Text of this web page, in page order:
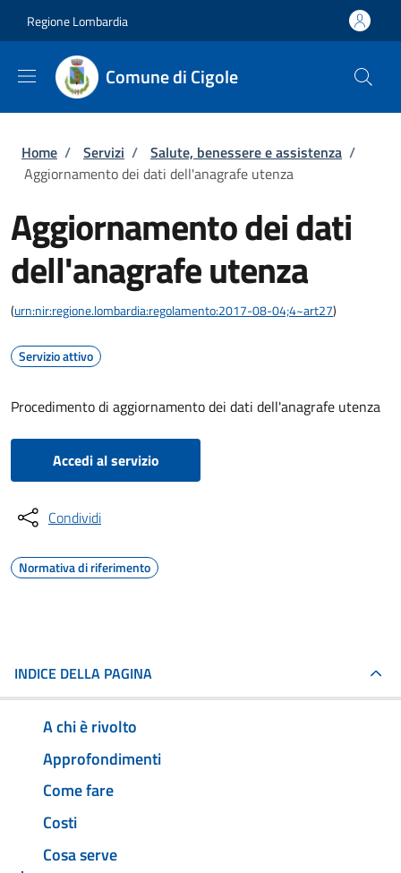
Regione Lombardia
Comune di Cigole
Briciole di pane
Home / Servizi / Salute, benessere e assistenza /
Aggiornamento dei dati dell'anagrafe utenza
Aggiornamento dei dati
dell'anagrafe utenza
(urn:nir:regione.lombardia:regolamento:2017-08-04;4~art27)
Servizio attivo
Procedimento di aggiornamento dei dati dell'anagrafe utenza
Accedi al servizio
Condividi
Normativa di riferimento
INDICE DELLA PAGINA
A chi è rivolto
Approfondimenti
Come fare
Costi
Cosa serve